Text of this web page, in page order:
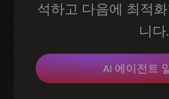
석하고 다음에 최적
니다.
AI 에이전트